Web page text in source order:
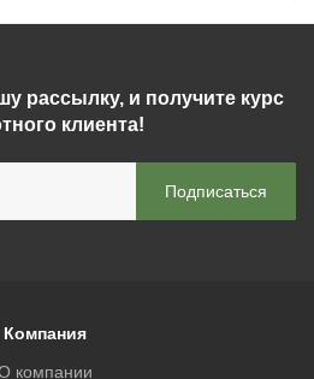
рассылку, и получите курс
клиента!
Компания
компании